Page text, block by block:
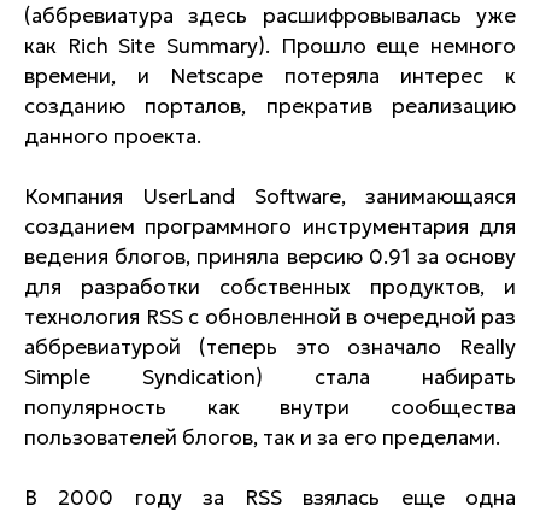
(аббревиатура здесь расшифровывалась уже
как Rich Site Summary). Прошло еще немного
времени, и Netscape потеряла интерес к
созданию порталов, прекратив реализацию
данного проекта.
Компания UserLand Software, занимающаяся
созданием программного инструментария для
ведения блогов, приняла версию 0.91 за основу
для разработки собственных продуктов, и
технология RSS с обновленной в очередной раз
аббревиатурой (теперь это означало Really
Simple Syndication) стала набирать
популярность как внутри сообщества
пользователей блогов, так и за его пределами.
В 2000 году за RSS взялась еще одна